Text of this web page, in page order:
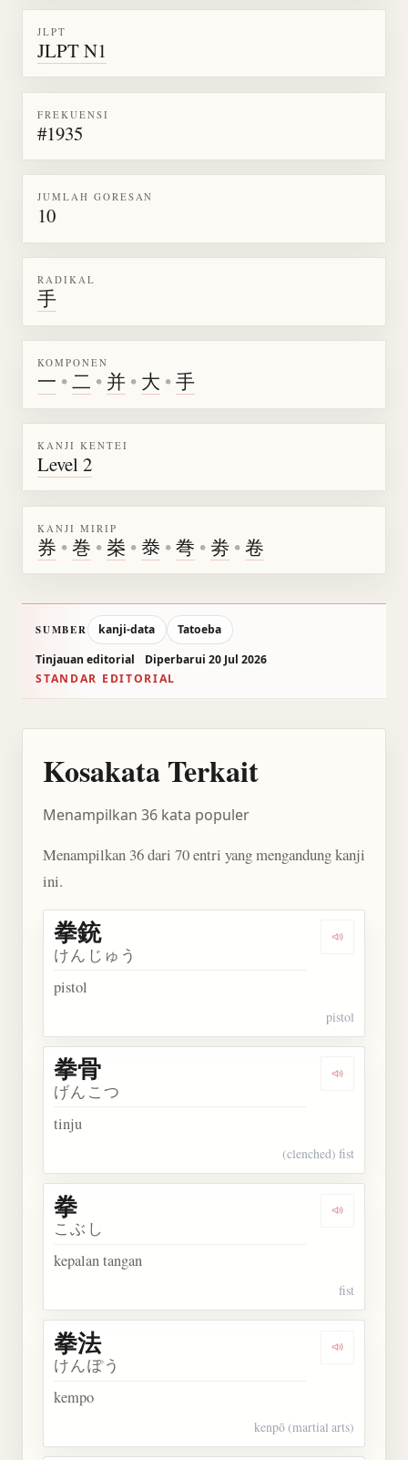
JLPT
JLPT N1
FREKUENSI
#1935
JUMLAH GORESAN
10
RADIKAL
手
KOMPONEN
一 •二 • 并 • 大 •手
KANJI KENTEI
Level 2
KANJI MIRIP
券 •巻 • 桊 • 𣳾 •弮 • 劵 •卷
SUMBER kanji-data
Tatoeba
Tinjauan editorial
Diperbarui 20 Jul 2026
STANDAR EDITORIAL
Kosakata Terkait
Menampilkan 36 kata populer
Menampilkan 36 dari 70 entri yang mengandung kanji
ini.
Dengarkan
拳銃
けんじゅう
pistol
pistol
Dengarkan
拳骨
げんこつ
tinju
(clenched) fist
Dengarkan
拳
こぶし
kepalan tangan
fist
Dengarkan
拳法
けんぽう
kempo
kenpō (martial arts)